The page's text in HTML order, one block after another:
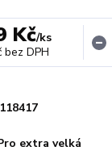
Kč/ks
bez DPH
118417
extra velká